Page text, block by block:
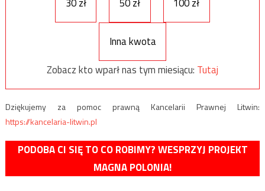
Inna kwota
Zobacz kto wparł nas tym miesiącu: Tutaj
Dziękujemy za pomoc prawną Kancelarii Prawnej Litwin:
https://kancelaria-litwin.pl
PODOBA CI SIĘ TO CO ROBIMY? WESPRZYJ PROJEKT
MAGNA POLONIA!